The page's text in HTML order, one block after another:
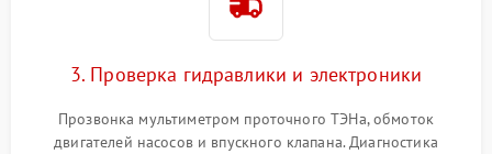
3. Проверка гидравлики и электроники
Прозвонка мультиметром проточного ТЭНа, обмоток
двигателей насосов и впускного клапана. Диагностика